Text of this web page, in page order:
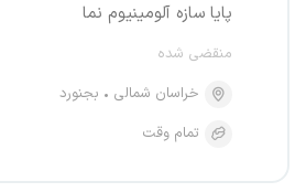
پایا سازه آلومینیوم نما
منقضی شده
خراسان شمالی
بجنورد
تمام وقت